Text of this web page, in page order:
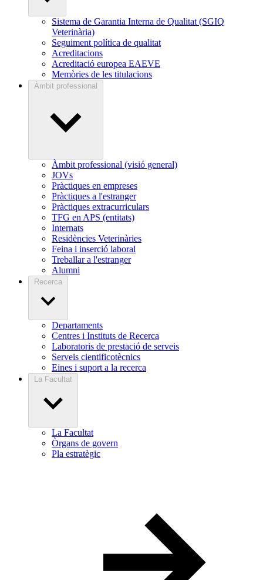
Sistema de Garantia Interna de Qualitat (SGIQ
Veterinària)
Seguiment política de qualitat
Acreditacions
Acreditació europea EAEVE
Memòries de les titulacions
Àmbit professional
Àmbit professional (visió general)
JOVs
Pràctiques en empreses
Pràctiques a l'estranger
Pràctiques extracurriculars
TFG en APS (entitats)
Internats
Residències Veterinàries
Feina i inserció laboral
Treballar a l'estranger
Alumni
Recerca
Departaments
Centres i Instituts de Recerca
Laboratoris de prestació de serveis
Serveis cientificotècnics
Eines i suport a la recerca
La Facultat
La Facultat
Òrgans de govern
Pla estratègic